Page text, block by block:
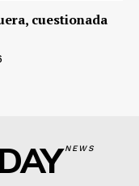
cuestionada
NEWS